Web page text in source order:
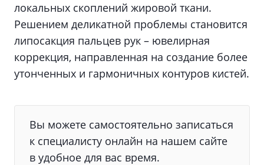
локальных скоплений жировой ткани.
Решением деликатной проблемы становится
липосакция пальцев рук – ювелирная
коррекция, направленная на создание более
утонченных и гармоничных контуров кистей.
Вы можете самостоятельно записаться
к специалисту онлайн на нашем сайте
в удобное для вас время.